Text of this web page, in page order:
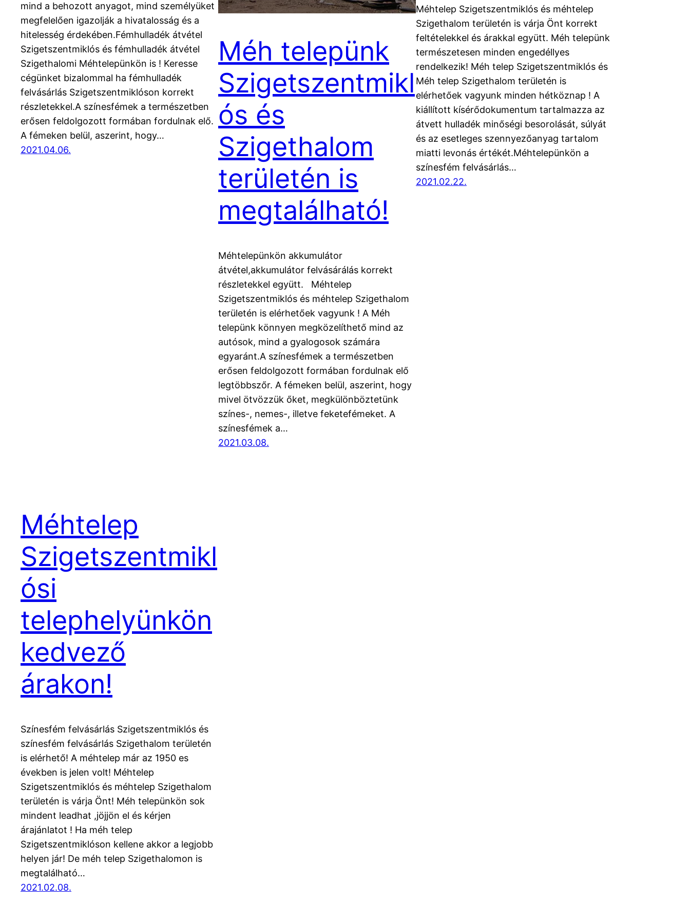
mind a behozott anyagot, mind személyüket
megfelelően igazolják a hivatalosság és a
hitelesség érdekében.Fémhulladék átvétel
Szigetszentmiklós és fémhulladék átvétel
Szigethalomi Méhtelepünkön is ! Keresse
cégünket bizalommal ha fémhulladék
felvásárlás Szigetszentmiklóson korrekt
részletekkel.A színesfémek a természetben
erősen feldolgozott formában fordulnak elő.
A fémeken belül, aszerint, hogy…
2021.04.06.
Méh telepünk
Szigetszentmikl
ós és
Szigethalom
területén is
megtalálható!
Méhtelepünkön akkumulátor
átvétel,akkumulátor felvásárálás korrekt
részletekkel együtt. Méhtelep
Szigetszentmiklós és méhtelep Szigethalom
területén is elérhetőek vagyunk ! A Méh
telepünk könnyen megközelíthető mind az
autósok, mind a gyalogosok számára
egyaránt.A színesfémek a természetben
erősen feldolgozott formában fordulnak elő
legtöbbszőr. A fémeken belül, aszerint, hogy
mivel ötvözzük őket, megkülönböztetünk
színes-, nemes-, illetve feketefémeket. A
színesfémek a…
2021.03.08.
Méhtelep Szigetszentmiklós és méhtelep
Szigethalom területén is várja Önt korrekt
feltételekkel és árakkal együtt. Méh telepünk
természetesen minden engedéllyes
rendelkezik! Méh telep Szigetszentmiklós és
Méh telep Szigethalom területén is
elérhetőek vagyunk minden hétköznap ! A
kiállított kísérődokumentum tartalmazza az
átvett hulladék minőségi besorolását, súlyát
és az esetleges szennyezőanyag tartalom
miatti levonás értékét.Méhtelepünkön a
színesfém felvásárlás…
2021.02.22.
Méhtelep
Szigetszentmikl
ósi
telephelyünkön
kedvező
árakon!
Színesfém felvásárlás Szigetszentmiklós és
színesfém felvásárlás Szigethalom területén
is elérhető! A méhtelep már az 1950 es
években is jelen volt! Méhtelep
Szigetszentmiklós és méhtelep Szigethalom
területén is várja Önt! Méh telepünkön sok
mindent leadhat ,jöjjön el és kérjen
árajánlatot ! Ha méh telep
Szigetszentmiklóson kellene akkor a legjobb
helyen jár! De méh telep Szigethalomon is
megtalálható…
2021.02.08.